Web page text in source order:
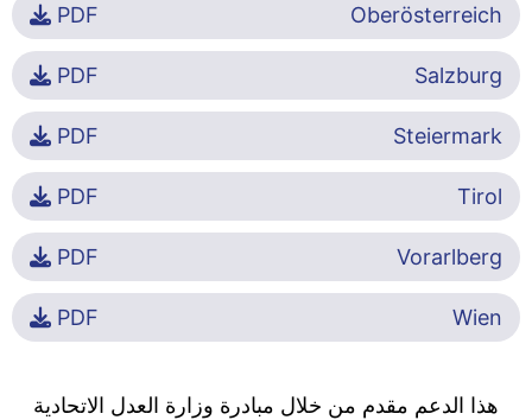
Oberösterreich
PDF
Salzburg
PDF
Steiermark
PDF
Tirol
PDF
Vorarlberg
PDF
Wien
PDF
هذا الدعم مقدم من خلال مبادرة وزارة العدل الاتحادية